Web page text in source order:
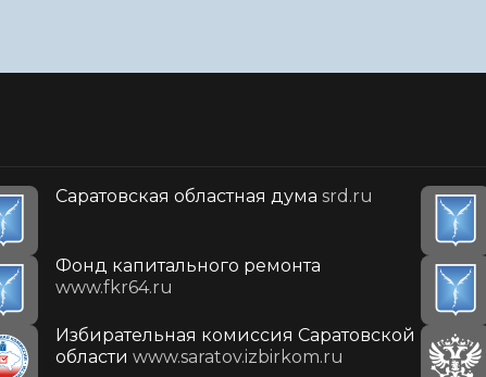
Саратовская областная дума srd.ru
Фонд капитального ремонта
www.fkr64.ru
Избирательная комиссия Саратовской
области www.saratov.izbirkom.ru